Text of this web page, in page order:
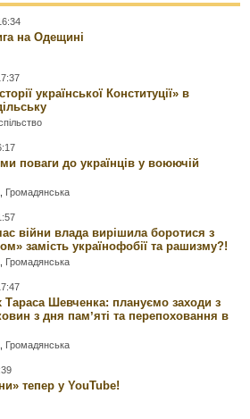
на Одещині
української Конституції» в
поваги до українців у воюючій
Громадянська
війни влада вирішила боротися з
замість українофобії та рашизму?!
Громадянська
Тараса Шевченка: плануємо заходи з
з дня памʼяті та перепоховання в
Громадянська
тепер у YouTube!